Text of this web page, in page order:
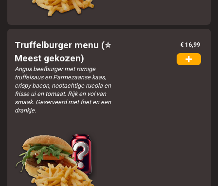
Truffelburger menu (⭐
Meest gekozen)
Angus beefburger met romige
truffelsaus en Parmezaanse kaas,
crispy bacon, nootachtige rucola en
frisse ui en tomaat. Rijk en vol van
smaak. Geserveerd met friet en een
drankje.
€ 16,99
+